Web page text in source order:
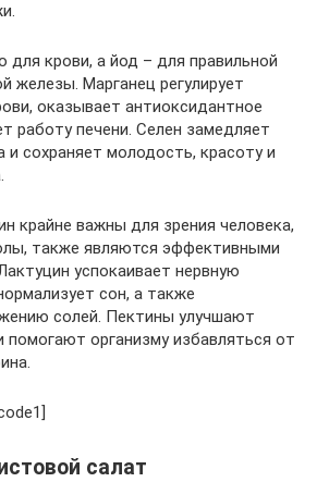
крови, а йод – для правильной
железы. Марганец регулирует
оказывает антиоксидантное
работу печени. Селен замедляет
и сохраняет молодость, красоту и
крайне важны для зрения человека,
также являются эффективными
успокаивает нервную
сон, а также
солей. Пектины улучшают
помогают организму избавляться от
салат